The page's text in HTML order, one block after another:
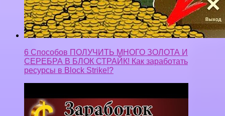
6 Способов ПОЛУЧИТЬ МНОГО ЗОЛОТА И
СЕРЕБРА В БЛОК СТРАЙК! Как заработать
ресурсы в Block Strike!?